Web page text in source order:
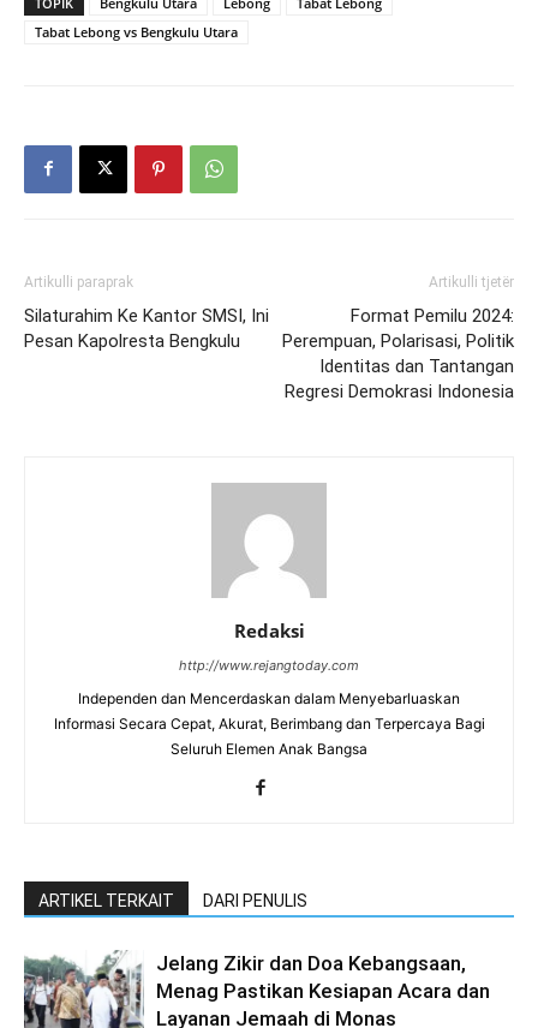
Tabat Lebong vs Bengkulu Utara
Artikulli paraprak
Silaturahim Ke Kantor SMSI, Ini
Pesan Kapolresta Bengkulu
Artikulli tjetër
Format Pemilu 2024:
Perempuan, Polarisasi, Politik
Identitas dan Tantangan
Regresi Demokrasi Indonesia
Redaksi
http://www.rejangtoday.com
Independen dan Mencerdaskan dalam Menyebarluaskan
Informasi Secara Cepat, Akurat, Berimbang dan Terpercaya Bagi
Seluruh Elemen Anak Bangsa
ARTIKEL TERKAIT DARI PENULIS
Jelang Zikir dan Doa Kebangsaan,
Menag Pastikan Kesiapan Acara dan
Layanan Jemaah di Monas